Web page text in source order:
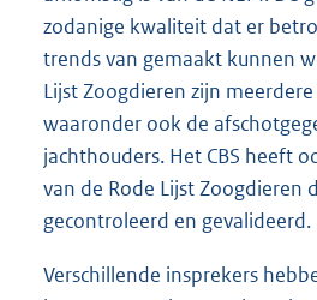
zodanige kwaliteit dat er
trends van gemaakt kunnen
Lijst Zoogdieren zijn
waaronder ook de
jachthouders. Het CBS heeft
van de Rode Lijst Zoogdieren
gecontroleerd en gevalideerd.
Verschillende insprekers